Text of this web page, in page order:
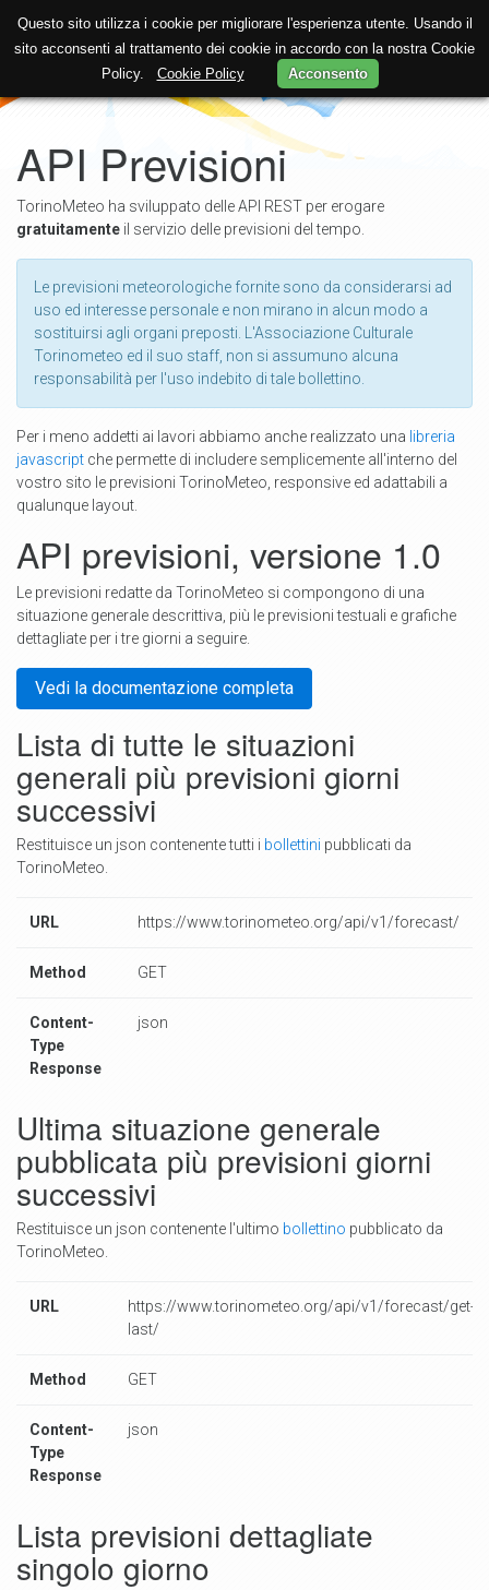
API Previsioni
TorinoMeteo ha sviluppato delle API REST per erogare
gratuitamente il servizio delle previsioni del tempo.
Le previsioni meteorologiche fornite sono da considerarsi ad
uso ed interesse personale e non mirano in alcun modo a
sostituirsi agli organi preposti. L'Associazione Culturale
Torinometeo ed il suo staff, non si assumuno alcuna
responsabilità per l'uso indebito di tale bollettino.
Per i meno addetti ai lavori abbiamo anche realizzato una libreria
javascript che permette di includere semplicemente all'interno del
vostro sito le previsioni TorinoMeteo, responsive ed adattabili a
qualunque layout.
API previsioni, versione 1.0
Le previsioni redatte da TorinoMeteo si compongono di una
situazione generale descrittiva, più le previsioni testuali e grafiche
dettagliate per i tre giorni a seguire.
Vedi la documentazione completa
Lista di tutte le situazioni
generali più previsioni giorni
successivi
Restituisce un json contenente tutti i bollettini pubblicati da
TorinoMeteo.
URL https://www.torinometeo.org/api/v1/forecast/
Method GET
Content-
Type
Response
json
Ultima situazione generale
pubblicata più previsioni giorni
successivi
Restituisce un json contenente l'ultimo bollettino pubblicato da
TorinoMeteo.
URL
https://www.torinometeo.org/api/v1/forecast/get-
last/
Method GET
Content-
Type
Response
json
Lista previsioni dettagliate
singolo giorno
Questo sito utilizza i cookie per migliorare l'esperienza utente. Usando il
sito acconsenti al trattamento dei cookie in accordo con la nostra Cookie
Policy. Cookie Policy Acconsento